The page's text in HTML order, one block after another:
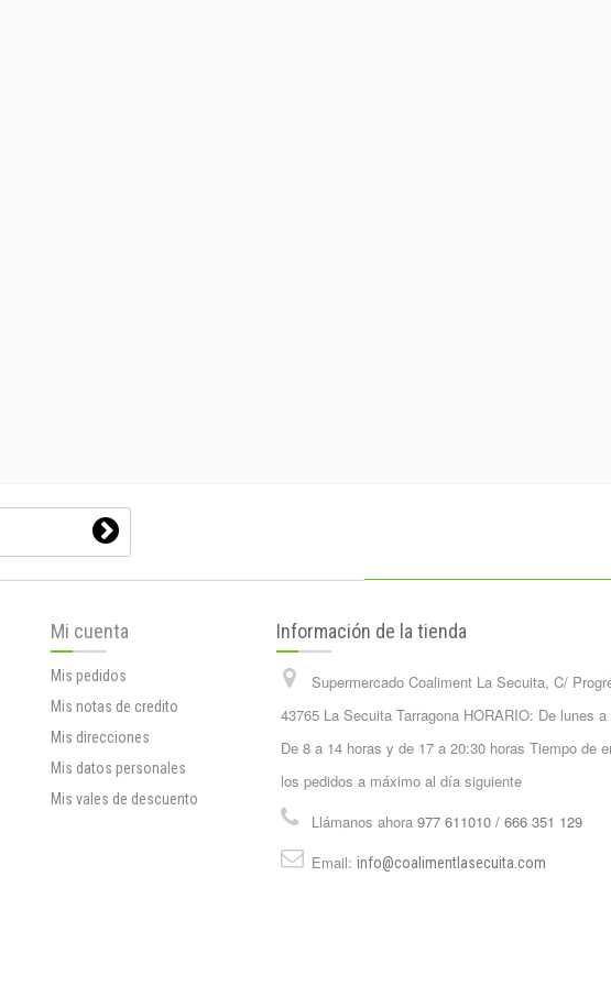
Mi cuenta
Mis pedidos
Mis notas de credito
Mis direcciones
Mis datos personales
Mis vales de descuento
Información de la tienda
Supermercado Coaliment La Secuita, C/
43765 La Secuita Tarragona HORARIO: De lunes
De 8 a 14 horas y de 17 a 20:30 horas Tiempo de
los pedidos a máximo al día siguiente
Llámanos ahora 977 611010 / 666 351 129
Email: info@coalimentlasecuita.com